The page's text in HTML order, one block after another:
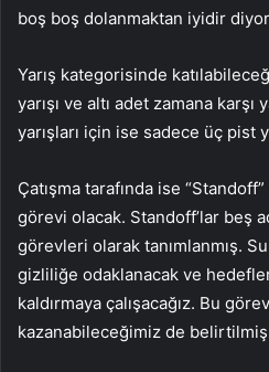
boş boş dolanmaktan iyidir
Yarış kategorisinde
yarışı ve altı adet zamana
yarışları için ise sadece üç pist
Çatışma tarafında ise
görevi olacak. Standoff’lar beş
görevleri olarak tanımlanmış.
gizliliğe odaklanacak ve
kaldırmaya çalışacağız. Bu
kazanabileceğimiz de